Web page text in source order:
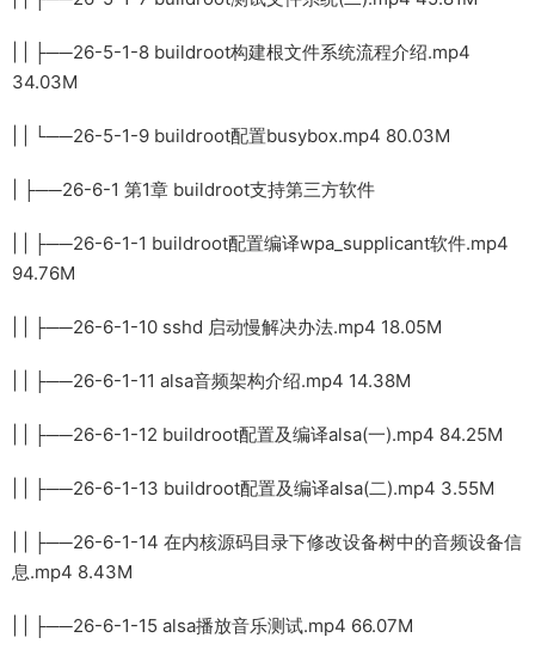
| | ├──26-5-1-8 buildroot构建根文件系统流程介绍.mp4
34.03M
| | └──26-5-1-9 buildroot配置busybox.mp4 80.03M
| ├──26-6-1 第1章 buildroot支持第三方软件
| | ├──26-6-1-1 buildroot配置编译wpa_supplicant软件.mp4
94.76M
| | ├──26-6-1-10 sshd 启动慢解决办法.mp4 18.05M
| | ├──26-6-1-11 alsa音频架构介绍.mp4 14.38M
| | ├──26-6-1-12 buildroot配置及编译alsa(一).mp4 84.25M
| | ├──26-6-1-13 buildroot配置及编译alsa(二).mp4 3.55M
| | ├──26-6-1-14 在内核源码目录下修改设备树中的音频设备信
息.mp4 8.43M
| | ├──26-6-1-15 alsa播放音乐测试.mp4 66.07M